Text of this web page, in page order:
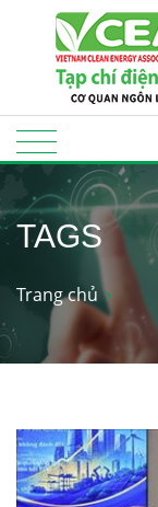
TAGS
Trang chủ